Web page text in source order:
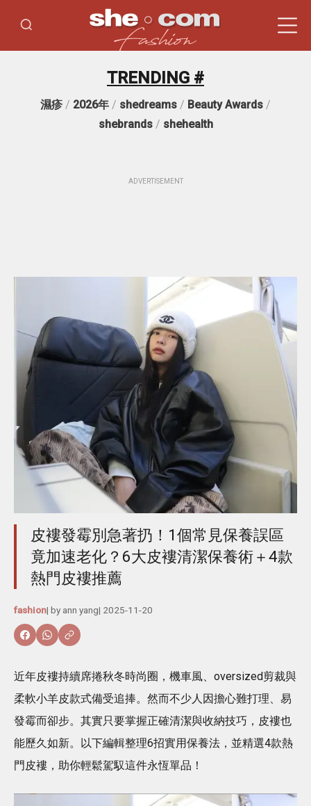
TRENDING #
濕疹 / 2026年 / shedreams / Beauty Awards /
shebrands/ shehealth
ADVERTISEMENT
皮褸發霉別急著扔！1個常見保養誤區
竟加速老化？6大皮褸清潔保養術＋4款
熱門皮褸推薦
fashion| by ann yang| 2025-11-20
近年皮褸持續席捲秋冬時尚圈，機車風、oversized剪裁與
柔軟小羊皮款式備受追捧。然而不少人因擔心難打理、易
發霉而卻步。其實只要掌握正確清潔與收納技巧，皮褸也
能歷久如新。以下編輯整理6招實用保養法，並精選4款熱
門皮褸，助你輕鬆駕馭這件永恆單品！